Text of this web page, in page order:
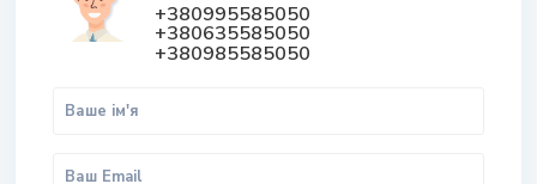
+380995585050
+380635585050
+380985585050